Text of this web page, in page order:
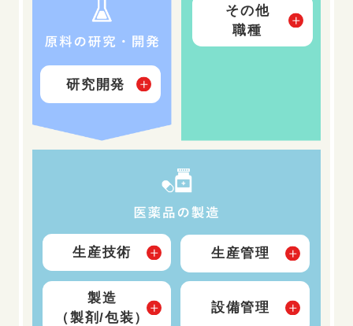
研究開発
その他
職種
生産技術
製造
（製剤/包装）
生産管理
設備管理